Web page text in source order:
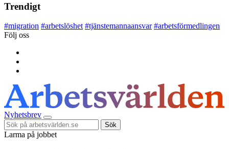
Trendigt
#migration #arbetslöshet #tjänstemannaansvar #arbetsförmedlingen
Följ oss
Nyhetsbrev
Sök
Larma på jobbet